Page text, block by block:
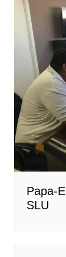
Papa-
SLU